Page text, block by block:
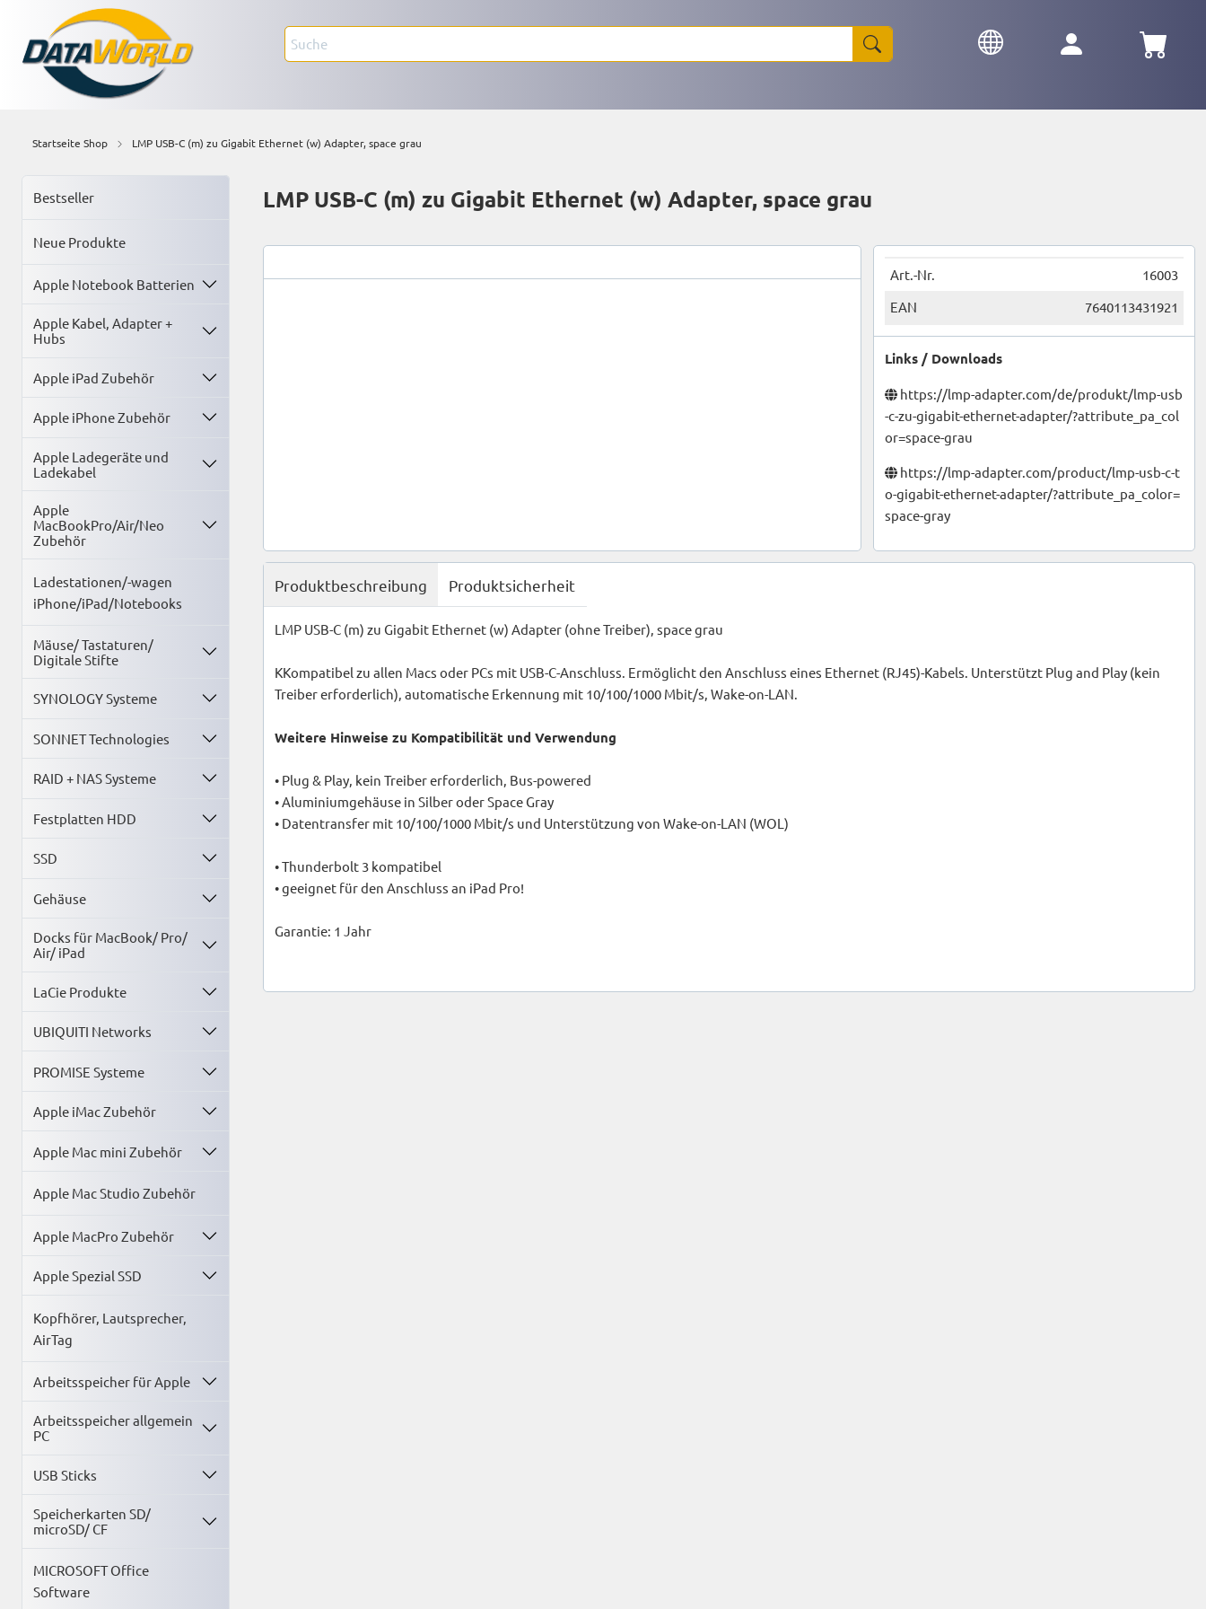
Startseite Shop LMP USB-C (m) zu Gigabit Ethernet (w) Adapter, space grau
Bestseller
Neue Produkte
Apple Notebook Batterien
Apple Kabel, Adapter +
Hubs
Apple iPad Zubehör
Apple iPhone Zubehör
Apple Ladegeräte und
Ladekabel
Apple
MacBookPro/Air/Neo
Zubehör
Ladestationen/-wagen
iPhone/iPad/Notebooks
Mäuse/ Tastaturen/
Digitale Stifte
SYNOLOGY Systeme
SONNET Technologies
RAID + NAS Systeme
Festplatten HDD
SSD
Gehäuse
Docks für MacBook/ Pro/
Air/ iPad
LaCie Produkte
UBIQUITI Networks
PROMISE Systeme
Apple iMac Zubehör
Apple Mac mini Zubehör
Apple Mac Studio Zubehör
Apple MacPro Zubehör
Apple Spezial SSD
Kopfhörer, Lautsprecher,
AirTag
Arbeitsspeicher für Apple
Arbeitsspeicher allgemein
PC
USB Sticks
Speicherkarten SD/
microSD/ CF
MICROSOFT Office
Software
LMP USB-C (m) zu Gigabit Ethernet (w) Adapter, space grau
Art.-Nr.
16003
EAN
7640113431921
Links / Downloads
https://lmp-adapter.com/de/produkt/lmp-usb
-c-zu-gigabit-ethernet-adapter/?attribute_pa_col
or=space-grau
https://lmp-adapter.com/product/lmp-usb-c-t
o-gigabit-ethernet-adapter/?attribute_pa_color=
space-gray
Produktbeschreibung Produktsicherheit
LMP USB-C (m) zu Gigabit Ethernet (w) Adapter (ohne Treiber), space grau
KKompatibel zu allen Macs oder PCs mit USB-C-Anschluss. Ermöglicht den Anschluss eines Ethernet (RJ45)-Kabels. Unterstützt Plug and Play (kein
Treiber erforderlich), automatische Erkennung mit 10/100/1000 Mbit/s, Wake-on-LAN.
Weitere Hinweise zu Kompatibilität und Verwendung
• Plug & Play, kein Treiber erforderlich, Bus-powered
• Aluminiumgehäuse in Silber oder Space Gray
• Datentransfer mit 10/100/1000 Mbit/s und Unterstützung von Wake-on-LAN (WOL)
• Thunderbolt 3 kompatibel
• geeignet für den Anschluss an iPad Pro!
Garantie: 1 Jahr